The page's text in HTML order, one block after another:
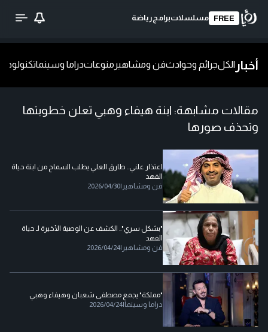
FREE مسلسلاتبرامج رياضة
أخبار الكلجرائم وحوادثفن ومشاهير منوعاتدراما وسينماتكنولوجيا
مقالات مشابهة: ابنة هيفاء وهبي تعلن خطوبتها
وتحذف صورها
اعتذار علني.. طارق العلي يطلب السماح من ابنة حياة
الفهد
فن ومشاهير |
2026/04/30
"بشكل سري".. الكشف عن الوصية الأخيرة لـ حياة
الفهد
فن ومشاهير |
2026/04/24
"مملكة" يجمع مصطفى شعبان وهيفاء وهبي
دراما وسينما |
2026/04/24